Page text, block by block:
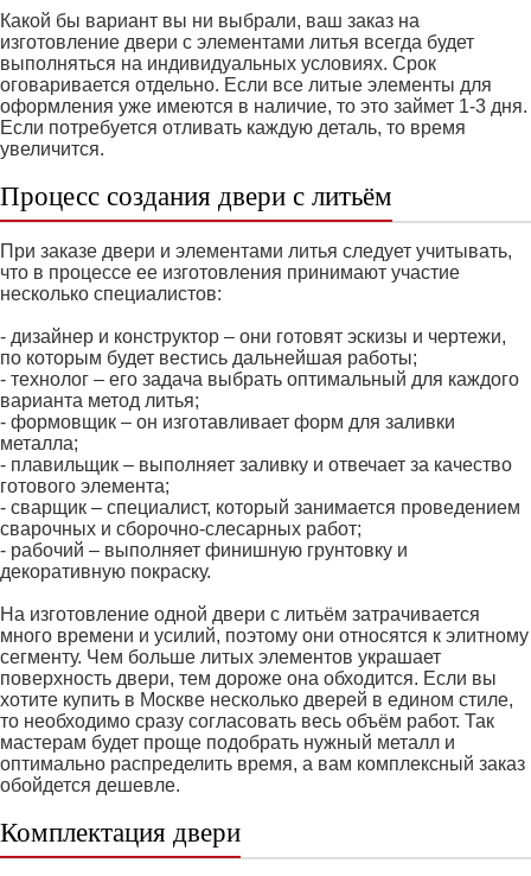
Какой бы вариант вы ни выбрали, ваш заказ на
изготовление двери с элементами литья всегда будет
выполняться на индивидуальных условиях. Срок
оговаривается отдельно. Если все литые элементы для
оформления уже имеются в наличие, то это займет 1-3 дня.
Если потребуется отливать каждую деталь, то время
увеличится.
Процесс создания двери с литьём
При заказе двери и элементами литья следует учитывать,
что в процессе ее изготовления принимают участие
несколько специалистов:
- дизайнер и конструктор – они готовят эскизы и чертежи,
по которым будет вестись дальнейшая работы;
- технолог – его задача выбрать оптимальный для каждого
варианта метод литья;
- формовщик – он изготавливает форм для заливки
металла;
- плавильщик – выполняет заливку и отвечает за качество
готового элемента;
- сварщик – специалист, который занимается проведением
сварочных и сборочно-слесарных работ;
- рабочий – выполняет финишную грунтовку и
декоративную покраску.
На изготовление одной двери с литьём затрачивается
много времени и усилий, поэтому они относятся к элитному
сегменту. Чем больше литых элементов украшает
поверхность двери, тем дороже она обходится. Если вы
хотите купить в Москве несколько дверей в едином стиле,
то необходимо сразу согласовать весь объём работ. Так
мастерам будет проще подобрать нужный металл и
оптимально распределить время, а вам комплексный заказ
обойдется дешевле.
Комплектация двери